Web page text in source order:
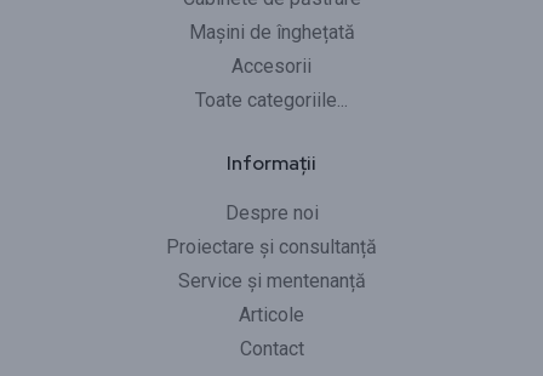
Mașini de înghețată
Accesorii
Toate categoriile...
Informații
Despre noi
Proiectare și consultanță
Service și mentenanță
Articole
Contact